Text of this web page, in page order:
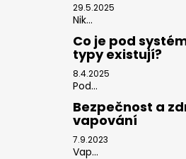
29.5.2025
Nik...
Co je pod
typy existují?
8.4.2025
Pod...
Bezpečnost a
vapování
7.9.2023
Vap...